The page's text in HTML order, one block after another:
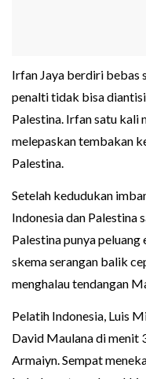
Irfan Jaya berdiri bebas
penalti tidak bisa
Palestina. Irfan satu kali
melepaskan tembakan
Palestina.
Setelah kedudukan
Indonesia dan Palestina
Palestina punya
skema serangan balik
menghalau tendangan
Pelatih Indonesia, Luis
David Maulana di menit
Armaiyn. Sempat